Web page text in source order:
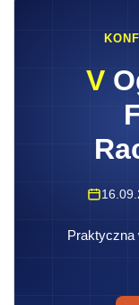
V
Praktyczna